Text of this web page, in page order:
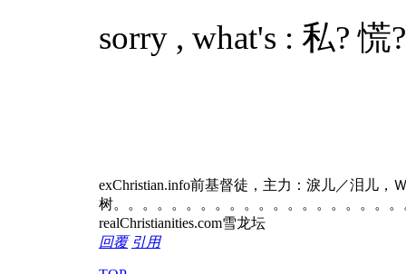
sorry , what's : 私? 慌
exChristian.info前基督徒，主力：淚儿／泪儿，
树。。。。。。。。。。。。。。。。。。。
realChristianities.com雪龙坛
回覆 引用